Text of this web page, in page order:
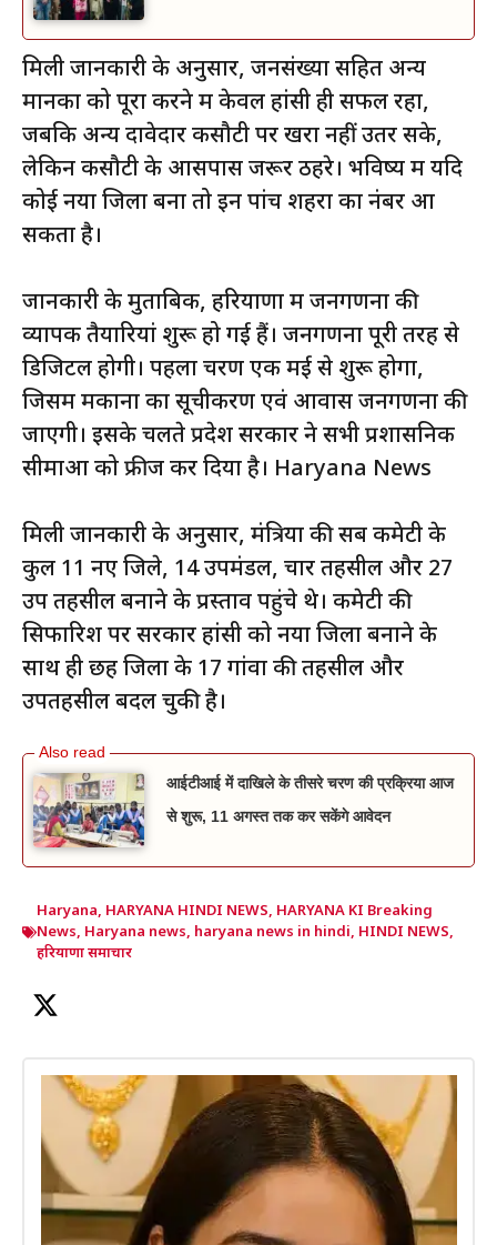
मिली जानकारी के अनुसार, जनसंख्या सहित अन्य
मानकों को पूरा करने में केवल हांसी ही सफल रहा,
जबकि अन्य दावेदार कसौटी पर खरा नहीं उतर सके,
लेकिन कसौटी के आसपास जरूर ठहरे। भविष्य में यदि
कोई नया जिला बना तो इन पांच शहरों का नंबर आ
सकता है।
जानकारी के मुताबिक, हरियाणा में जनगणना की
व्यापक तैयारियां शुरू हो गई हैं। जनगणना पूरी तरह से
डिजिटल होगी। पहला चरण एक मई से शुरू होगा,
जिसमें मकानों का सूचीकरण एवं आवास जनगणना की
जाएगी। इसके चलते प्रदेश सरकार ने सभी प्रशासनिक
सीमाओं को फ्रीज कर दिया है। Haryana News
मिली जानकारी के अनुसार, मंत्रियों की सब कमेटी के
कुल 11 नए जिले, 14 उपमंडल, चार तहसील और 27
उप तहसील बनाने के प्रस्ताव पहुंचे थे। कमेटी की
सिफारिश पर सरकार हांसी को नया जिला बनाने के
साथ ही छह जिलों के 17 गांवों की तहसील और
उपतहसील बदल चुकी है।
आईटीआई में दाखिले के तीसरे चरण की प्रक्रिया आज
से शुरू, 11 अगस्त तक कर सकेंगे आवेदन
Haryana, HARYANA HINDI NEWS, HARYANA KI Breaking
News, Haryana news, haryana news in hindi, HINDI NEWS,
हरियाणा समाचार